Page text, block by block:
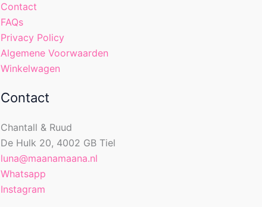
Contact
FAQs
Privacy Policy
Algemene Voorwaarden
Winkelwagen
Contact
Chantall & Ruud
De Hulk 20, 4002 GB Tiel
luna@maanamaana.nl
Whatsapp
Instagram